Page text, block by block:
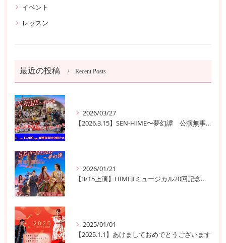
イベント
レッスン
最近の投稿 Recent Posts
2026/03/27
【2026.3.15】SEN-HIME〜夢幻譚 公演無事終了
2026/01/21
【3/15上演】HIMEJIミュージカル20回記念公演！ 姫路の歴史と夢が交錯する『SEN-HIME〜夢幻譚』
2025/01/01
【2025.1.1】あけましておめでとうございます